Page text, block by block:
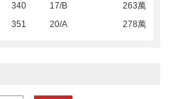
340 17/B
263萬
351 20/A 278萬